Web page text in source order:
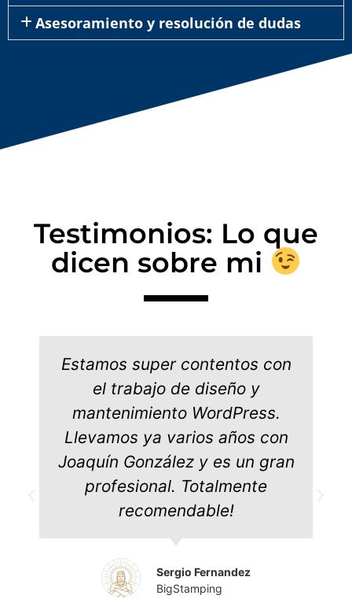
Asesoramiento y resolución de dudas
Testimonios: Lo que
dicen sobre mi
Estamos super contentos con
el trabajo de diseño y
mantenimiento WordPress.
Llevamos ya varios años con
Joaquín González y es un gran
profesional. Totalmente
recomendable!
Sergio Fernandez
BigStamping